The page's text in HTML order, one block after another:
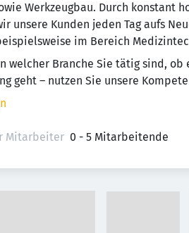
Werkzeugbau. Durch konstant
unsere Kunden jeden Tag aufs
im Bereich
welcher Branche Sie tätig sind,
geht – nutzen Sie unsere
Mitarbeiter 0 - 5 Mitarbeitende